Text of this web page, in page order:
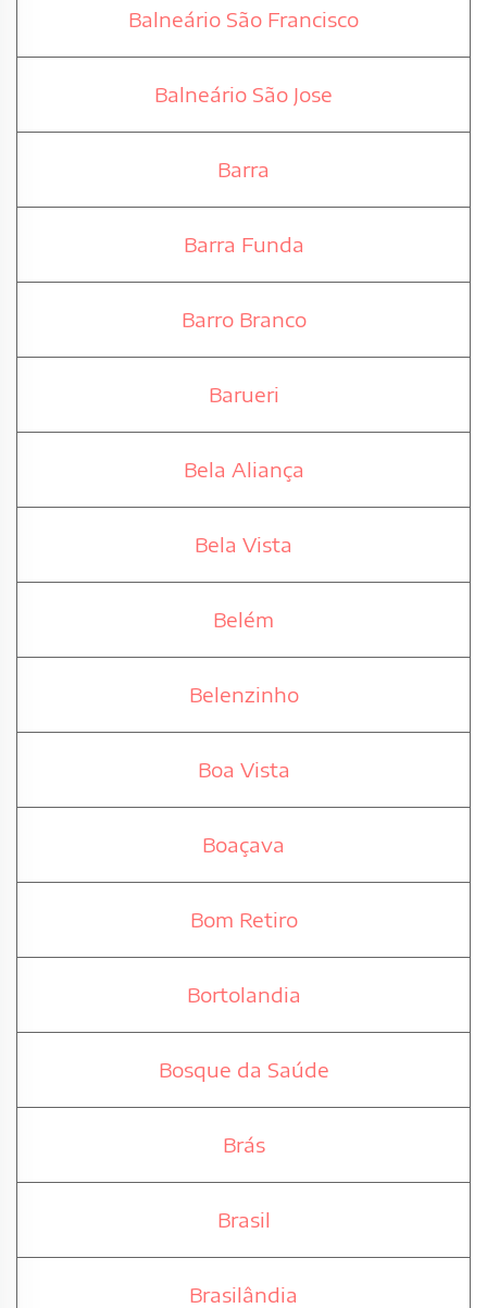
Balneário São Francisco
Balneário São Jose
Barra
Barra Funda
Barro Branco
Barueri
Bela Aliança
Bela Vista
Belém
Belenzinho
Boa Vista
Boaçava
Bom Retiro
Bortolandia
Bosque da Saúde
Brás
Brasil
Brasilândia